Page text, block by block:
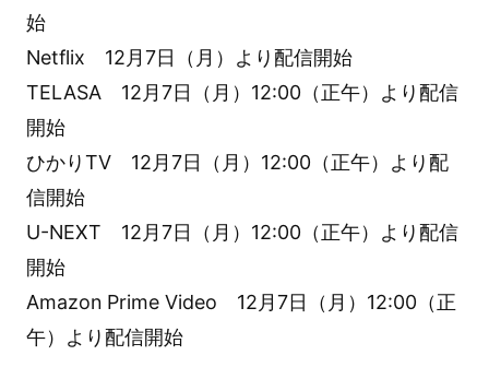
始
Netflix 12月7日（月）より配信開始
TELASA 12月7日（月）12:00（正午）より配信
開始
ひかりTV 12月7日（月）12:00（正午）より配
信開始
U-NEXT 12月7日（月）12:00（正午）より配信
開始
Amazon Prime Video 12月7日（月）12:00（正
午）より配信開始